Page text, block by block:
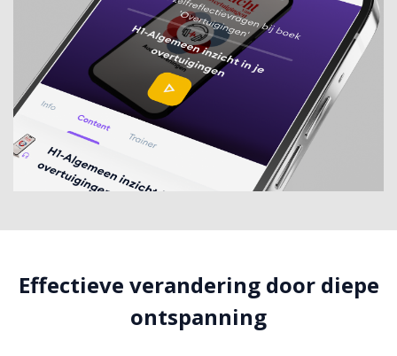
Effectieve verandering door diepe
ontspanning